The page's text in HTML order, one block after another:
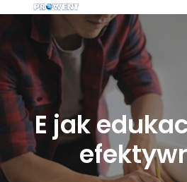
OFERTA
KLIMATYZACJA
REKUPERACJA
WENTYLACJA
POMPY CIEPŁA
E jak